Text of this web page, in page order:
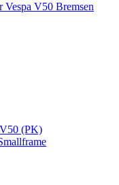
V50 Bremsen
(PK)